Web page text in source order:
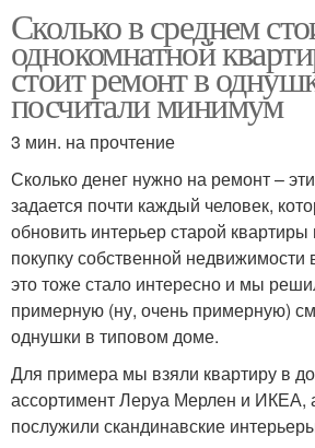
Сколько в среднем
однокомнатной
стоит ремонт в
посчитали минимум
3 мин. на прочтение
Сколько денег нужно на ремонт –
задается почти каждый человек,
обновить интерьер старой
покупку собственной
это тоже стало интересно и мы
примерную (ну, очень примерную)
однушки в типовом доме.
Для примера мы взяли квартиру в
ассортимент Леруа Мерлен и ИКЕА,
послужили скандинавские